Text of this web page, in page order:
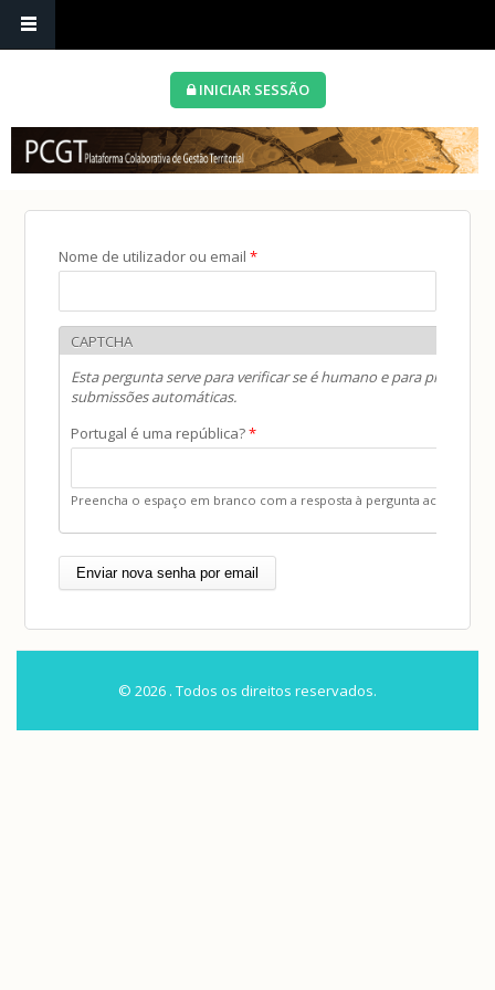
INICIAR SESSÃO
Está aqui
Nome de utilizador ou email*
CAPTCHA
Esta pergunta serve para verificar se é humano e para prevenir
submissões automáticas.
Portugal é uma república?*
Preencha o espaço em branco com a resposta à pergunta acima
© 2026 . Todos os direitos reservados.